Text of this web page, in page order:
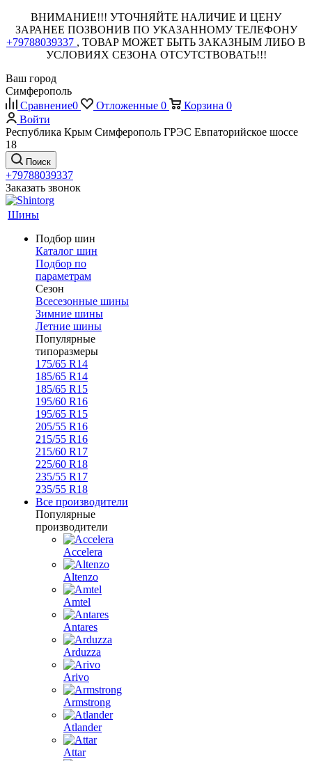
ВНИМАНИЕ!!! УТОЧНЯЙТЕ НАЛИЧИЕ И ЦЕНУ
ЗАРАНЕЕ ПОЗВОНИВ ПО УКАЗАННОМУ ТЕЛЕФОНУ
+79788039337 , ТОВАР МОЖЕТ БЫТЬ ЗАКАЗНЫМ ЛИБО В
УСЛОВИЯХ СЕЗОНА ОТСУТСТВОВАТЬ!!!
Ваш город
Симферополь
Сравнение0 Отложенные 0 Корзина 0
Войти
Республика Крым Симферополь ГРЭС Евпаторийское шоссе
18
Поиск
+79788039337
Заказать звонок
Шины
Подбор шин
Каталог шин
Подбор по
параметрам
Сезон
Всесезонные шины
Зимние шины
Летние шины
Популярные
типоразмеры
175/65 R14
185/65 R14
185/65 R15
195/60 R16
195/65 R15
205/55 R16
215/55 R16
215/60 R17
225/60 R18
235/55 R17
235/55 R18
Все производители
Популярные
производители
Accelera
Altenzo
Amtel
Antares
Arduzza
Arivo
Armstrong
Atlander
Attar